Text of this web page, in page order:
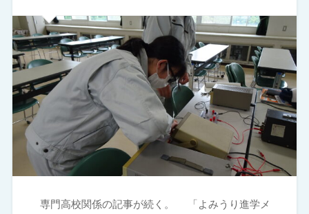
専門高校関係の記事が続く。 「よみうり進学メ